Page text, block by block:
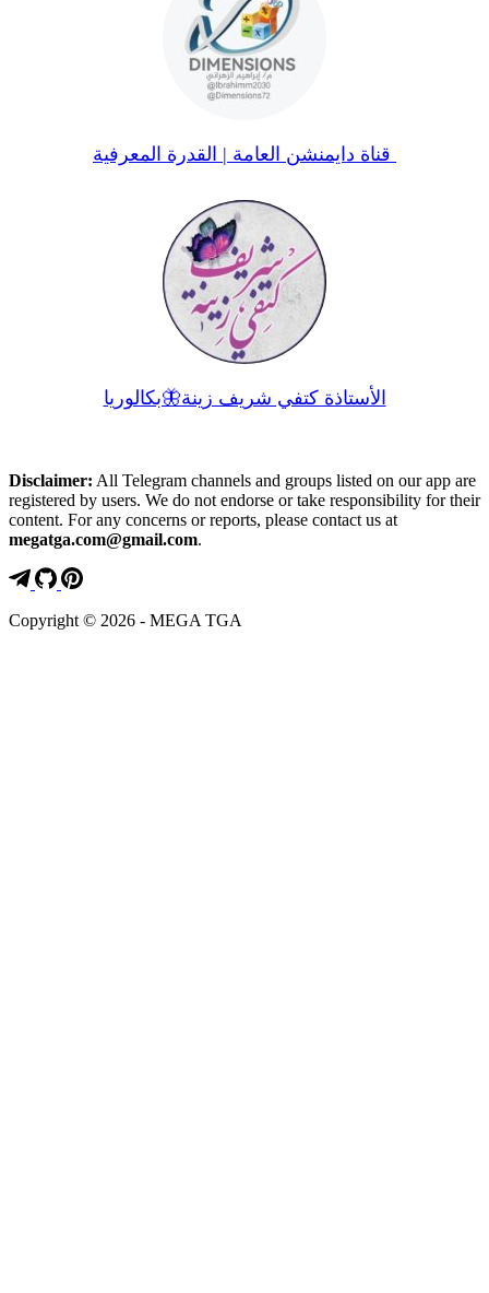
الأستاذة كتفي شريف زينة🦋بكالوريا
Disclaimer: All Telegram channels and groups listed on our app are
registered by users. We do not endorse or take responsibility for their
content. For any concerns or reports, please contact us at
megatga.com@gmail.com.
Copyright © 2026 - MEGA TGA